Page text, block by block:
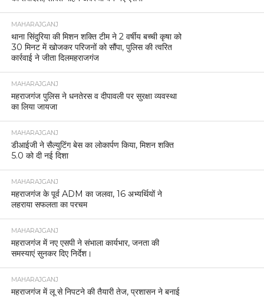
MAHARAJGANJ
थाना सिंदुरिया की मिशन शक्ति टीम ने 2 वर्षीय बच्ची कृषा को
30 मिनट में खोजकर परिजनों को सौंपा, पुलिस की त्वरित
कार्रवाई ने जीता दिलमहराजगंज
MAHARAJGANJ
महराजगंज पुलिस ने धनतेरस व दीपावली पर सुरक्षा व्यवस्था
का लिया जायजा
MAHARAJGANJ
डीआईजी ने सैल्युटिंग बेस का लोकार्पण किया, मिशन शक्ति
5.0 को दी नई दिशा
MAHARAJGANJ
महराजगंज के पूर्व ADM का जलवा, 16 अभ्यर्थियों ने
लहराया सफलता का परचम
MAHARAJGANJ
महराजगंज में नए एसपी ने संभाला कार्यभार, जनता की
समस्याएं सुनकर दिए निर्देश।
MAHARAJGANJ
महराजगंज में लू से निपटने की तैयारी तेज, प्रशासन ने बनाई